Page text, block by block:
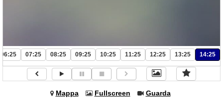
06:25 07:25 08:25 09:25 10:25 11:25 12:25 13:25 14:25
Mappa Fullscreen Guarda